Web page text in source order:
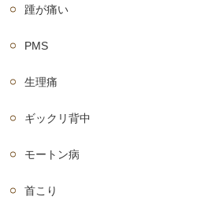
踵が痛い
PMS
生理痛
ギックリ背中
モートン病
首こり